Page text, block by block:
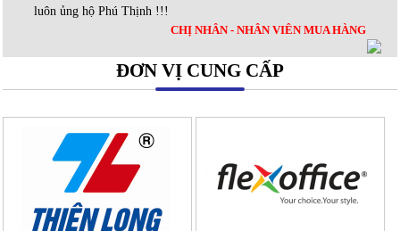
luôn ủng hộ Phú Thịnh !!!
CHỊ NHÂN - NHÂN VIÊN MUA HÀNG
ĐƠN VỊ CUNG CẤP